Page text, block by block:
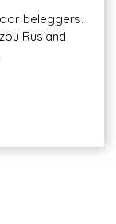
beleggers.
Rusland